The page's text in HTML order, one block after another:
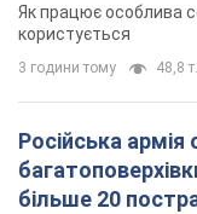
Як працює особлива
користується
3 години тому 48,8 т.
Російська армія
більше 20